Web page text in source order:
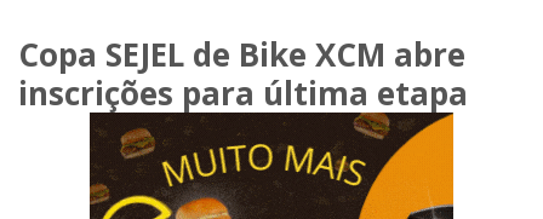
Copa SEJEL de Bike XCM abre
inscrições para última etapa